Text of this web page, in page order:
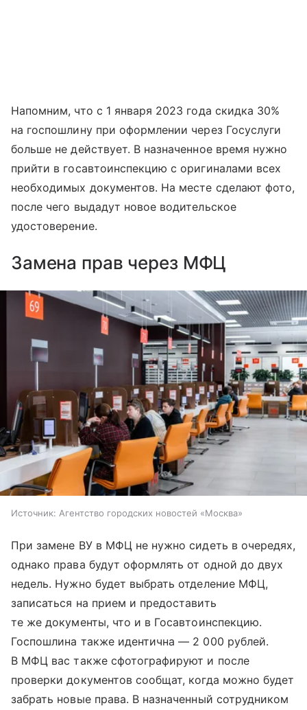
Напомним, что с 1 января 2023 года скидка 30%
на госпошлину при оформлении через Госуслуги
больше не действует. В назначенное время нужно
прийти в госавтоинспекцию с оригиналами всех
необходимых документов. На месте сделают фото,
после чего выдадут новое водительское
удостоверение.
Замена прав через МФЦ
Источник: Агентство городских новостей «Москва»
При замене ВУ в МФЦ не нужно сидеть в очередях,
однако права будут оформлять от одной до двух
недель. Нужно будет выбрать отделение МФЦ,
записаться на прием и предоставить
те же документы, что и в Госавтоинспекцию.
Госпошлина также идентична — 2 000 рублей.
В МФЦ вас также сфотографируют и после
проверки документов сообщат, когда можно будет
забрать новые права. В назначенный сотрудником